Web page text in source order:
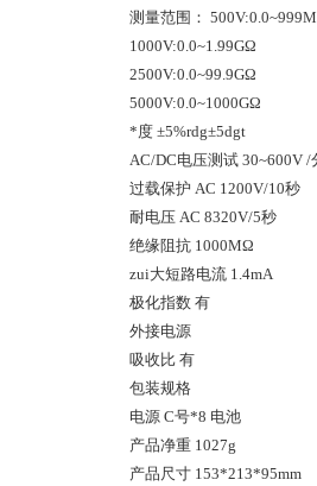
测量范围：
1000V:0.0~1.99GΩ
2500V:0.0~99.9GΩ
5000V:0.0~1000GΩ
*度 ±5%rdg±5dgt
AC/DC电压测试 30~600V /
过载保护 AC 1200V/10秒
耐电压 AC 8320V/5秒
绝缘阻抗 1000MΩ
zui大短路电流 1.4mA
极化指数 有
外接电源
吸收比 有
包装规格
电源 C号*8 电池
产品净重 1027g
产品尺寸 153*213*95mm